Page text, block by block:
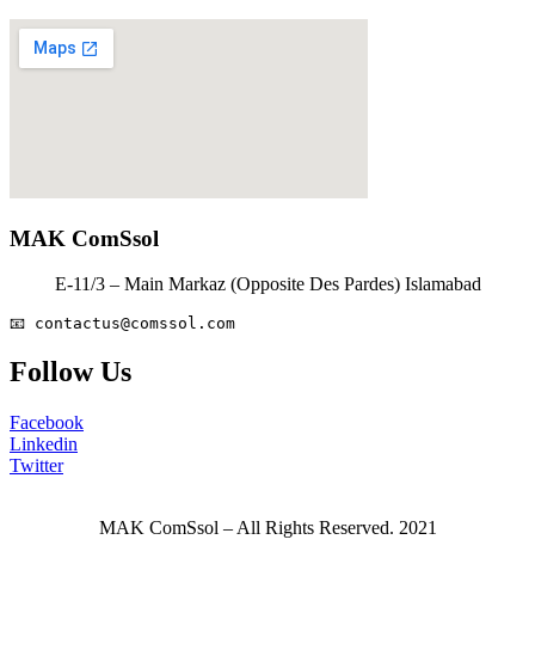
MAK ComSsol
E-11/3 – Main Markaz (Opposite Des Pardes) Islamabad
📧 contactus@comssol.com
Follow Us
Facebook
Linkedin
Twitter
MAK ComSsol – All Rights Reserved. 2021